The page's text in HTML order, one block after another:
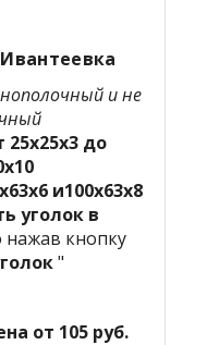
и не
25х25х3 до
и100х63х8
уголок в
нажав кнопку
"
от 105 руб.